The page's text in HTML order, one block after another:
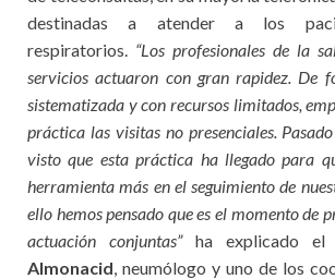
destinadas a atender a los
respiratorios. “Los profesionales de la
servicios actuaron con gran rapidez. De
sistematizada y con recursos limitados,
práctica las visitas no presenciales.
visto que esta práctica ha llegado para
herramienta más en el seguimiento de
ello hemos pensado que es el momento de
actuación conjuntas”ha explicado el
Almonacid , neumólogo y uno de los